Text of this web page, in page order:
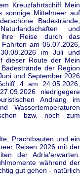
Kreuzfahrtschiff Mein
sonnige Mittelmeer auf
Badestrände,
und
ihre Reise durch das
am 05.07.2026,
im Juli und
dieser Route der Mein
der Region
und September 2026
4 am 24.05.2026,
niedrigegere
Andrang im
Wassertemperaturen
bzw. noch zum
Prachtbauten und ein
Reisen 2026 mit der
der Adria'erwarten.
während der
gut gehen - natürlich